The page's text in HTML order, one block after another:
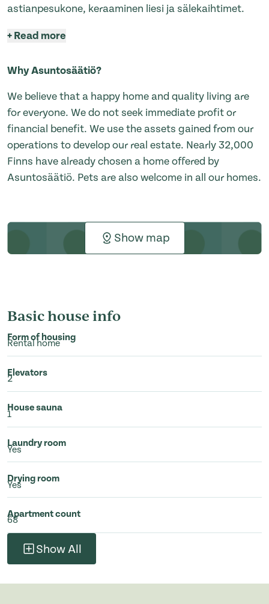
astianpesukone, keraaminen liesi ja sälekaihtimet.
+Read more
Why Asuntosäätiö?
We believe that a happy home and quality living are
for everyone. We do not seek immediate profit or
financial benefit. We use the assets gained from our
operations to develop our real estate. Nearly 32,000
Finns have already chosen a home offered by
Asuntosäätiö. Pets are also welcome in all our homes.
Show map
Basic house info
Form of housing
Rental home
Elevators
2
House sauna
1
Laundry room
Yes
Drying room
Yes
Apartment count
68
Show All